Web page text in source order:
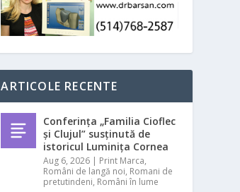
ARTICOLE RECENTE
Conferința „Familia Cioflec
și Clujul” susținută de
istoricul Luminița Cornea
Aug 6, 2026 | Print Marca,
Români de langă noi, Romani de
pretutindeni, Români în lume